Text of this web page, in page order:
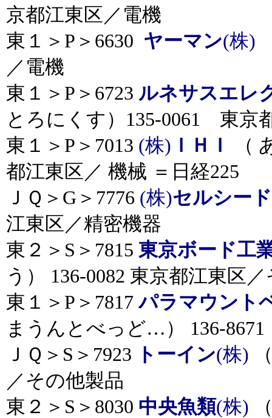
京都江東区／電機
東１＞P＞6630 ヤーマン(株)
／電機
東１＞P＞6723 ルネサスエレ
とろにくす）135-0061 東京
東１＞P＞7013 (株) ＩＨＩ
（
都江東区／ 機械 ＝日経225
ＪＱ＞G＞7776 (株)セルシード
江東区／精密機器
東２＞S＞7815 東京ボード工
う） 136-0082 東京都江東区
東１＞P＞7817パラマウント
まうんとべっど…） 136-
ＪＱ＞S＞7923
トーイン(株)
／その他製品
東２＞S＞8030 中央魚類(株)